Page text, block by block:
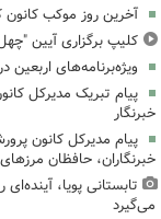
آخرین روز موکب کانون
کلیپ برگزاری آیین "چهل روز،
ویژه‌برنامه‌های اربعین
پیام تبریک مدیرکل
خبرنگار
پیام مدیرکل کانون
خبرنگاران، حافظان
تابستانی پویا،
می‌گیرد